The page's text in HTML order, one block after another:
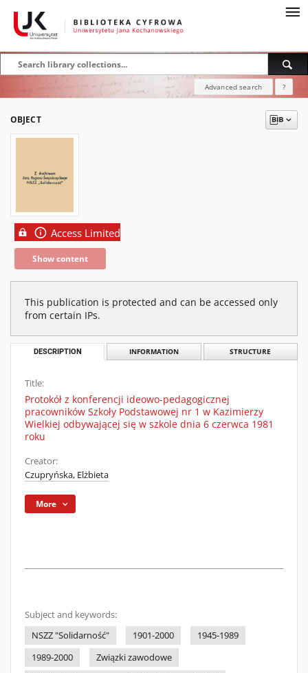
Advanced search ?
OBJECT
Access Limited
Show content
This publication is protected and can be accessed only
from certain IPs.
DESCRIPTION INFORMATION STRUCTURE
Title:
Protokół z konferencji ideowo-pedagogicznej
pracowników Szkoły Podstawowej nr 1 w Kazimierzy
Wielkiej odbywającej się w szkole dnia 6 czerwca 1981
roku
Creator:
Czupryńska, Elżbieta
More
Subject and keywords:
NSZZ "Solidarność"
1901-2000
1945-1989
1989-2000
Związki zawodowe